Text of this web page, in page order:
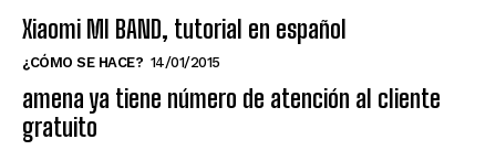
Xiaomi MI BAND, tutorial en español
¿CÓMO SE HACE? 14/01/2015
amena ya tiene número de atención al cliente
gratuito